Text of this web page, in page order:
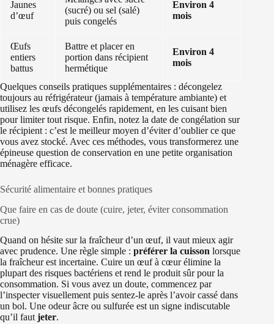
Jaunes
d’œuf
(sucré) ou sel (salé)
puis congelés
Environ 4
mois
Œufs
entiers
battus
Battre et placer en
portion dans récipient
hermétique
Environ 4
mois
Quelques conseils pratiques supplémentaires : décongelez
toujours au réfrigérateur (jamais à température ambiante) et
utilisez les œufs décongelés rapidement, en les cuisant bien
pour limiter tout risque. Enfin, notez la date de congélation sur
le récipient : c’est le meilleur moyen d’éviter d’oublier ce que
vous avez stocké. Avec ces méthodes, vous transformerez une
épineuse question de conservation en une petite organisation
ménagère efficace.
Sécurité alimentaire et bonnes pratiques
Que faire en cas de doute (cuire, jeter, éviter consommation
crue)
Quand on hésite sur la fraîcheur d’un œuf, il vaut mieux agir
avec prudence. Une règle simple : préférer la cuisson lorsque
la fraîcheur est incertaine. Cuire un œuf à cœur élimine la
plupart des risques bactériens et rend le produit sûr pour la
consommation. Si vous avez un doute, commencez par
l’inspecter visuellement puis sentez-le après l’avoir cassé dans
un bol. Une odeur âcre ou sulfurée est un signe indiscutable
qu’il faut jeter.